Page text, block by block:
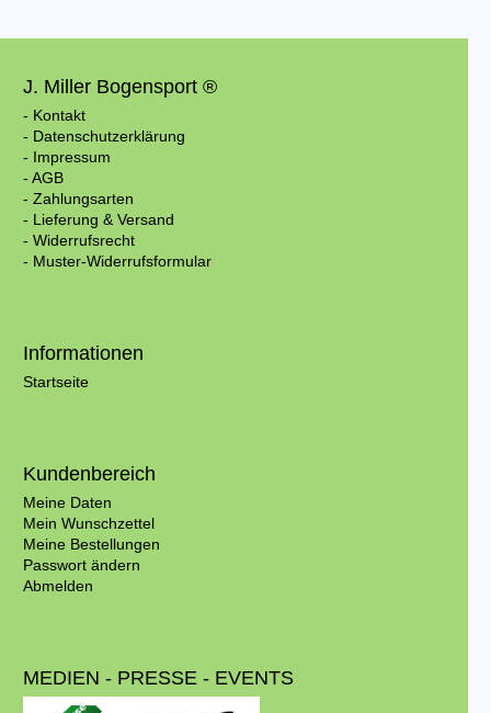
J. Miller Bogensport ®
- Kontakt
- Datenschutzerklärung
- Impressum
- AGB
- Zahlungsarten
- Lieferung & Versand
- Widerrufsrecht
- Muster-Widerrufsformular
Informationen
Startseite
Kundenbereich
Meine Daten
Mein Wunschzettel
Meine Bestellungen
Passwort ändern
Abmelden
MEDIEN - PRESSE - EVENTS